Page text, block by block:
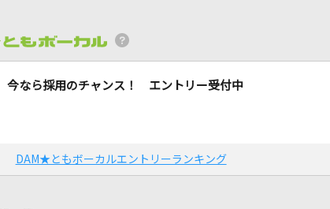
今なら採用のチャンス！ エントリー受付中
DAM★ともボーカルエントリーランキング